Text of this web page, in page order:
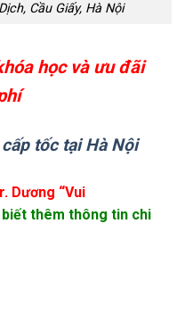
Cầu Giấy, Hà Nội
học và ưu đãi
tốc tại Hà Nội
Dương “Vui
thêm thông tin chi